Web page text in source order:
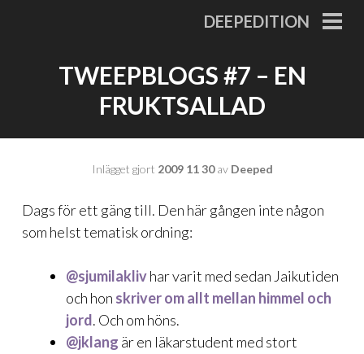
DEEPEDITION
TWEEPBLOGS #7 – EN
FRUKTSALLAD
Inlägget gjort 2009 11 30av Deeped
Dags för ett gäng till. Den här gången inte någon
som helst tematisk ordning:
@sjumilaklivhar varit med sedan Jaikutiden
och hon skriver om allt mellan himmel och
jord. Och om höns.
@jklang är en läkarstudent med stort